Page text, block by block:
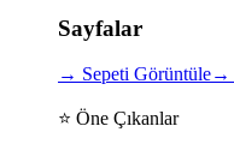
Sayfalar
→ Sepeti Görüntüle→
⭐ Öne Çıkanlar